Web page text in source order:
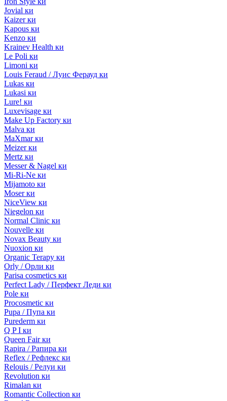
Jovial ки
Kaizer ки
Kapous ки
Kenzo ки
Krainev Health ки
Le Poli ки
Limoni ки
Louis Feraud / Луис Ферауд ки
Lukas ки
Lukasi ки
Lure! ки
Luxevisage ки
Make Up Factory ки
Malva ки
MaXmar ки
Meizer ки
Mertz ки
Messer & Nagel ки
Mi-Ri-Ne ки
Mijamoto ки
Moser ки
NiceView ки
Niegelon ки
Normal Clinic ки
Nouvelle ки
Novax Beauty ки
Nuoxion ки
Organic Terapy ки
Orly / Орли ки
Parisa cosmetics ки
Perfect Lady / Перфект Леди ки
Pole ки
Procosmetic ки
Pupa / Пупа ки
Purederm ки
Q P I ки
Queen Fair ки
Rapira / Рапира ки
Reflex / Рефлекс ки
Relouis / Релуи ки
Revolution ки
Rimalan ки
Romantic Collection ки